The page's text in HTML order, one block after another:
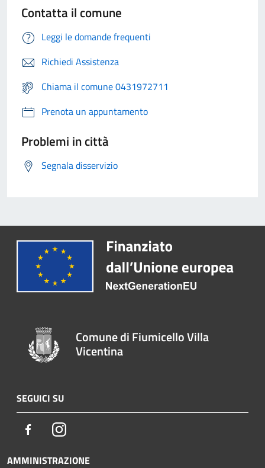
Contatta il comune
Leggi le domande frequenti
Richiedi Assistenza
Chiama il comune 0431972711
Prenota un appuntamento
Problemi in città
Segnala disservizio
Comune di Fiumicello Villa
Vicentina
SEGUICI SU
FacebookInstagram
AMMINISTRAZIONE